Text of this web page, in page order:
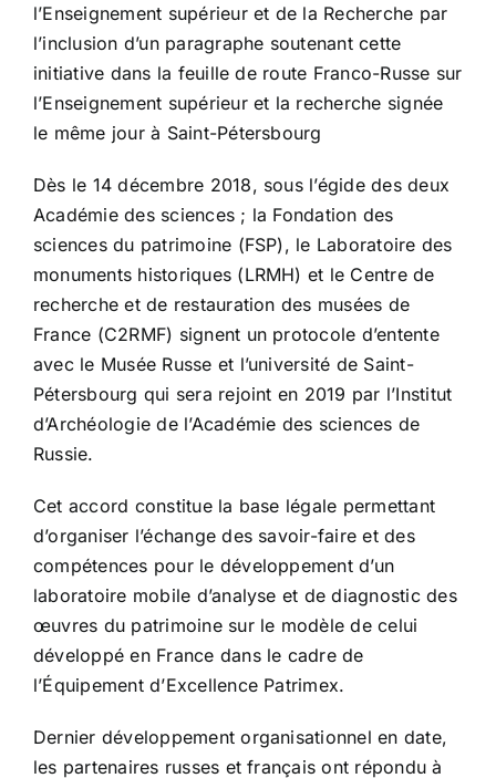
l’Enseignement supérieur et de la Recherche par
l’inclusion d’un paragraphe soutenant cette
initiative dans la feuille de route Franco-Russe sur
l’Enseignement supérieur et la recherche signée
le même jour à Saint-Pétersbourg
Dès le 14 décembre 2018, sous l’égide des deux
Académie des sciences ; la Fondation des
sciences du patrimoine (FSP), le Laboratoire des
monuments historiques (LRMH) et le Centre de
recherche et de restauration des musées de
France (C2RMF) signent un protocole d’entente
avec le Musée Russe et l’université de Saint-
Pétersbourg qui sera rejoint en 2019 par l’Institut
d’Archéologie de l’Académie des sciences de
Russie.
Cet accord constitue la base légale permettant
d’organiser l’échange des savoir-faire et des
compétences pour le développement d’un
laboratoire mobile d’analyse et de diagnostic des
œuvres du patrimoine sur le modèle de celui
développé en France dans le cadre de
l’Équipement d’Excellence Patrimex.
Dernier développement organisationnel en date,
les partenaires russes et français ont répondu à